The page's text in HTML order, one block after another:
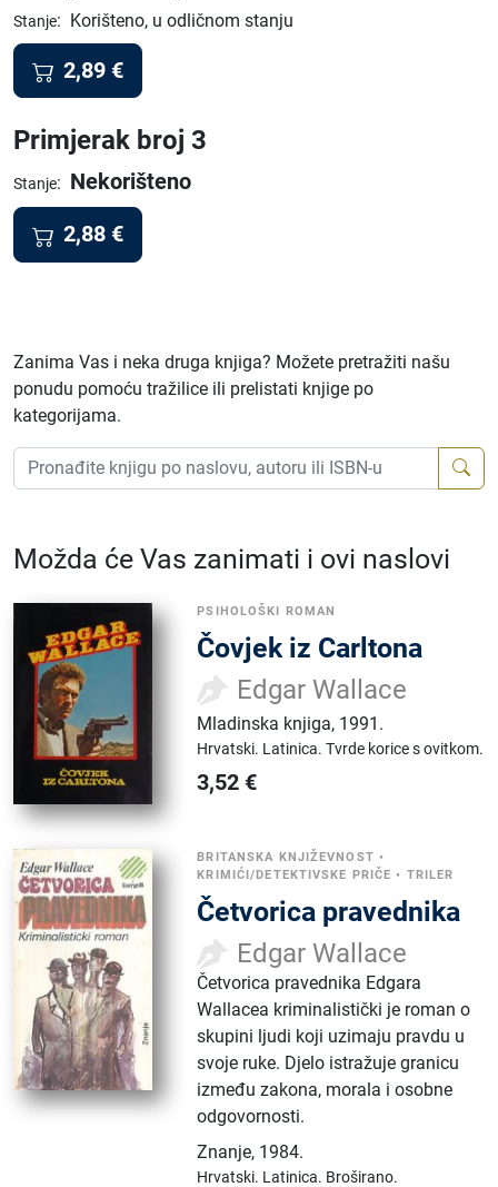
Stanje: Korišteno, u odličnom stanju
2,89 €
Primjerak broj 3
Stanje: Nekorišteno
2,88 €
Zanima Vas i neka druga knjiga? Možete pretražiti našu
ponudu pomoću tražilice ili prelistati knjige po
kategorijama.
Možda će Vas zanimati i ovi naslovi
PSIHOLOŠKI ROMAN
Čovjek iz Carltona
Edgar Wallace
Mladinska knjiga, 1991.
Hrvatski. Latinica.Tvrde korice s ovitkom.
3,52 €
BRITANSKA KNJIŽEVNOST •
KRIMIĆI/DETEKTIVSKE PRIČE • TRILER
Četvorica pravednika
Edgar Wallace
Četvorica pravednika Edgara
Wallacea kriminalistički je roman o
skupini ljudi koji uzimaju pravdu u
svoje ruke. Djelo istražuje granicu
između zakona, morala i osobne
odgovornosti.
Znanje, 1984.
Hrvatski. Latinica. Broširano.